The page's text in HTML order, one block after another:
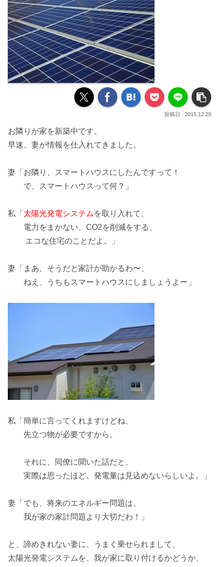
2015.12.29
お隣りが家を新築中です。
早速、妻が情報を仕入れてきました。
妻「お隣り、 スマートハウス にしたんですって！
で、スマートハウスって何？」
私「 太陽光発電システム を取り入れて、
電力をまかない、CO2を削減をする、
エコな住宅のことだよ。」
妻「まあ、そうだと家計が助かるわ〜、
ねえ、うちもスマートハウスにしましょうよー」
私「簡単に言ってくれますけどね、
先立つ物が必要ですから。
それに、同僚に聞いた話だと、
実際は思ったほど、 発電量は見込めないらしいよ。」
妻「でも、将来のエネルギー問題は、
我が家の家計問題より大切だわ！」
と、諦めきれない妻に、うまく乗せられまして、
太陽光発電システムを、我が家に取り付けるかどうか、